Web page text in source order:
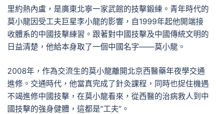
里約熱內盧，是廣東北寧一家武館的技擊鍛練。青年時代的
莫小龍因受工夫巨星李小龍的影響，自1999年起他開端接
收體系的中國技擊練習。跟著對中國技擊及中國傳統文明的
日益清楚，他給本身取了一個中國名字——莫小龍。
2008年，作為交流生的莫小龍離開北京西醫藥年夜學交通
進修。交通時代，他當真完成了針灸課程，同時也捉住機遇
不竭進修中國技擊，在莫小龍看來，從西醫的治病救人到中
國技擊的強身健體，這都是“工夫”。